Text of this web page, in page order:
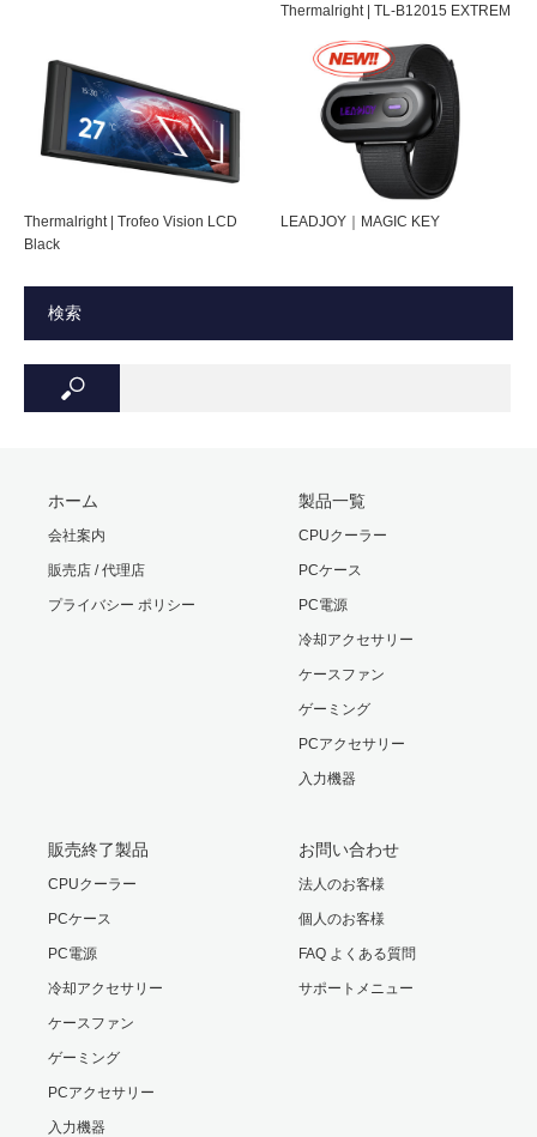
対応ソケット：
AMD
搭載ヒートパイ
6mm径 × 7本
付属品
リス、図解入りマニュアル
パッケージサイ
ご注意
・スタンドオフを取り付ける際は手で締めることを推奨し
工具を使用する場合は、過度な力を加えてスタンドオフを
損傷しないよう注意してください。
Thermalright | TL-B12015 EXTREM
Thermalright | Trofeo Vision LCD
Black
LEADJOY｜MAGIC KEY
検索
ホーム
会社案内
販売店 / 代理店
プライバシー ポリシー
製品一覧
CPUクーラー
PCケース
PC電源
冷却アクセサリー
ケースファン
ゲーミング
PCアクセサリー
入力機器
販売終了製品
CPUクーラー
PCケース
PC電源
冷却アクセサリー
ケースファン
ゲーミング
PCアクセサリー
入力機器
お問い合わせ
法人のお客様
個人のお客様
FAQ よくある質問
サポートメニュー